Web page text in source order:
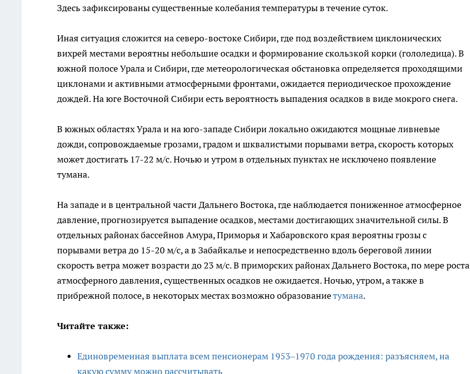
Здесь зафиксированы существенные колебания температуры в течение суток.
Иная ситуация сложится на северо-востоке Сибири, где под воздействием циклонических
вихрей местами вероятны небольшие осадки и формирование скользкой корки (гололедица). В
южной полосе Урала и Сибири, где метеорологическая обстановка определяется проходящими
циклонами и активными атмосферными фронтами, ожидается периодическое прохождение
дождей. На юге Восточной Сибири есть вероятность выпадения осадков в виде мокрого снега.
В южных областях Урала и на юго-западе Сибири локально ожидаются мощные ливневые
дожди, сопровождаемые грозами, градом и шквалистыми порывами ветра, скорость которых
может достигать 17-22 м/с. Ночью и утром в отдельных пунктах не исключено появление
тумана.
На западе и в центральной части Дальнего Востока, где наблюдается пониженное атмосферное
давление, прогнозируется выпадение осадков, местами достигающих значительной силы. В
отдельных районах бассейнов Амура, Приморья и Хабаровского края вероятны грозы с
порывами ветра до 15-20 м/с, а в Забайкалье и непосредственно вдоль береговой линии
скорость ветра может возрасти до 23 м/с. В приморских районах Дальнего Востока, по мере роста
атмосферного давления, существенных осадков не ожидается. Ночью, утром, а также в
прибрежной полосе, в некоторых местах возможно образованиетумана.
Читайте также:
Единовременная выплата всем пенсионерам 1953–1970 года рождения: разъясняем, на
какую сумму можно рассчитывать